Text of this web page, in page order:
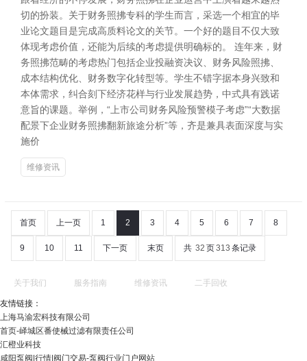
切的扮装。关于财务照拂专科的学生而言，采选一个相宜的毕
业论文题目是完成高质料论文的关节。一个好的题目不仅大致
体现考虑价值，还能为后续的考虑提供明确标的。 连年来，财
务照拂范畴的考虑热门包括企业投融资决议、财务风险照拂、
成本结构优化、财务数字化转型等。学生不错字据本身兴致和
本体需求，纠合刻下经济花样与行业发展趋势，中式具有践诺
意旨的课题。举例，“上市公司财务风险预警模子考虑”“大数据
配景下企业财务照拂翻新旅途分析”等，齐是兼具表面深度与实
施价
维修资讯
首页 上一页 1 2 3 4 5 6 7 8
9 10 11 下一页 末页 共 32 页313 条记录
关于我们 服务指南 维修资讯 二手回收
友情链接：
上海马渝宏科技有限公司
首页-峄城区番使械过滤有限责任公司
汇橙业科技
咸阳泵阀|行情|阀门交易-泵阀行业门户网站